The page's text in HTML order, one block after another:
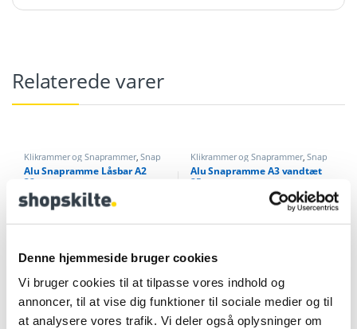
Denne hjemmeside bruger cookies
Vi bruger cookies til at tilpasse vores indhold og
annoncer, til at vise dig funktioner til sociale medier og til
at analysere vores trafik. Vi deler også oplysninger om
Relaterede varer
Klikrammer og Snaprammer,Snap
rammer sikkerhed
Alu Snapramme Låsbar A2
32mm
Klikrammer og Snaprammer,Snap
ramme vandtæt
Alu Snapramme A3 vandtæt
25mm